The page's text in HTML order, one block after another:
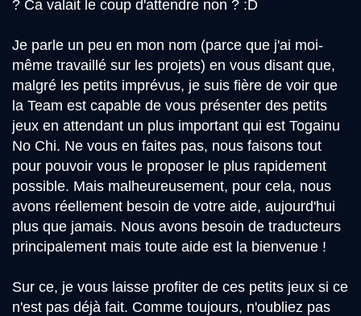
? Ca valait le coup d'attendre non ? :D
Je parle un peu en mon nom (parce que j'ai moi-
même travaillé sur les projets) en vous disant que,
malgré les petits imprévus, je suis fière de voir que
la Team est capable de vous présenter des petits
jeux en attendant un plus important qui est Togainu
No Chi. Ne vous en faites pas, nous faisons tout
pour pouvoir vous le proposer le plus rapidement
possible. Mais malheureusement, pour cela, nous
avons réellement besoin de votre aide, aujourd'hui
plus que jamais. Nous avons besoin de traducteurs
principalement mais toute aide est la bienvenue !
Sur ce, je vous laisse profiter de ces petits jeux si ce
n'est pas déjà fait. Comme toujours, n'oubliez pas